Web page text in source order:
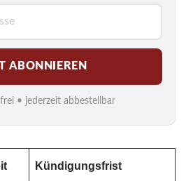
M
a
i
l
*
ABONNIEREN
• jederzeit abbestellbar
Kündigungsfrist